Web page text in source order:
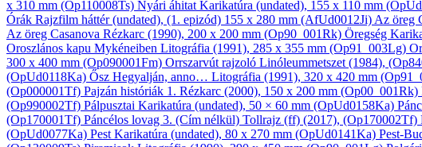
x 310 mm (Op110008Ts) Nyári áhitat Karikatúra (undated), 155 x 110 mm
Órák Rajzfilm háttér(undated), (1. epizód) 155 x 280 mm (AfUd0012Ji) Az öreg
Az öreg Casanova Rézkarc (1990), 200 x 200 mm (Op90_001Rk) Öregség
Oroszlános kapu Mykéneiben Litográfia (1991), 285 x 355 mm (Op91_003Lg)
300 x 400 mm (Op090001Fm) Orrszarvút rajzoló Linóleum­metszet (1984),
(OpUd0118Ka) Ősz Hegyalján, anno… Litográfia (1991), 320 x 420 mm
(Op000001Tf) Pajzán históriák 1. Rézkarc (2000), 150 x 200 mm (Op00_001Rk)
(Op990002Tf) Pálpusztai Karikatúra (undated), 50 × 60 mm (OpUd0158Ka)
(Op170001Tf) Páncélos lovag 3. (Cím nélkül) Tollrajz (ff) (2017), (Op170002Tf)
(OpUd0077Ka) Pest Karikatúra (undated), 80 x 270 mm (OpUd0141Ka) Pest-